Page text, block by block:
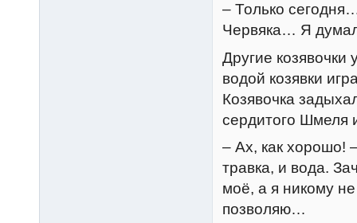
– Только
Червяка… Я
Другие козявочки
водой козявки
Козявочка
сердитого Шмеля
– Ах, как хорошо!
травка, и вода.
моё, а я никому
позволяю…